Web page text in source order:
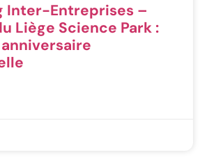
Inter-Entreprises –
Liège Science Park :